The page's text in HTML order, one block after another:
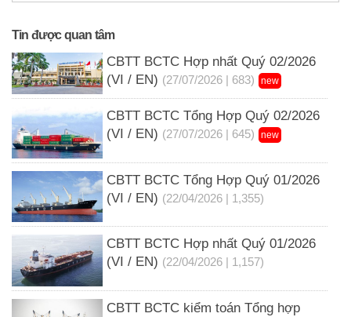
Tin được quan tâm
CBTT BCTC Hợp nhất Quý 02/2026
(VI / EN) (27/07/2026 | 683) new
CBTT BCTC Tổng Hợp Quý 02/2026
(VI / EN) (27/07/2026 | 645) new
CBTT BCTC Tổng Hợp Quý 01/2026
(VI / EN) (22/04/2026 | 1,355)
CBTT BCTC Hợp nhất Quý 01/2026
(VI / EN) (22/04/2026 | 1,157)
CBTT BCTC kiểm toán Tổng hợp